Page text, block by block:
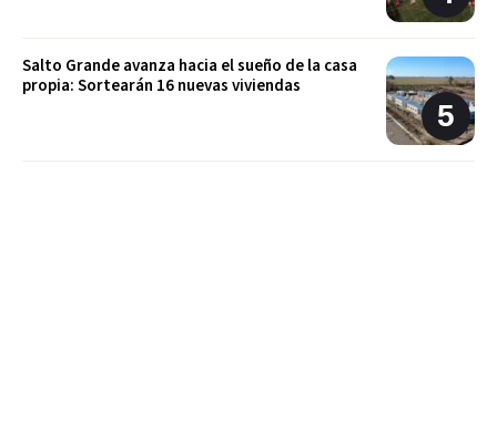
Salto Grande avanza hacia el sueño de la casa
propia: Sortearán 16 nuevas viviendas